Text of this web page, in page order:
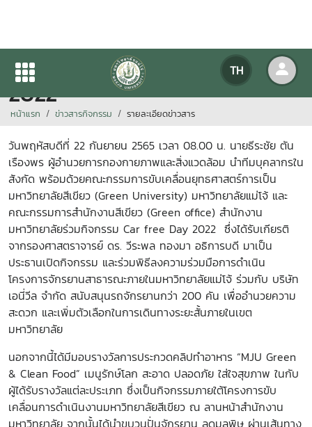
TH
Car Free Day ปั่นลดมลพิษ
2022
หน้าแรก ข่าวสารกิจกรรม รายละเอียดข่าวสาร
วันพฤหัสบดีที่ 22 กันยายน 2565 เวลา 08.00 น. นายธีระชัย ตัน
เรืองพร ผู้อำนวยการกองกายภาพและสิ่งแวดล้อม นำทีมบุคลากรใน
สังกัด พร้อมด้วยคณะกรรมการขับเคลื่อนยุทธศาสตร์การเป็น
มหาวิทยาลัยสีเขียว (Green University) มหาวิทยาลัยแม่โจ้ และ
คณะกรรมการสำนักงานสีเขียว (Green office) สำนักงาน
มหาวิทยาลัยร่วมกิจกรรม Car free Day 2022 ซึ่งได้รับเกียรติ
จากรองศาสตราจารย์ ดร. วีระพล ทองมา อธิการบดี มาเป็น
ประธานเปิดกิจกรรม และร่วมพิธีลงความร่วมมือการดำเนิน
โครงการจักรยานสาธารณะภายในมหาวิทยาลัยแม่โจ้ ร่วมกับ บริษัท
เอนี่วีล จำกัด สนับสนุนรถจักรยานกว่า 200 คัน เพื่ออำนวยความ
สะดวก และเพิ่มตัวเลือกในการเดินทางระยะสั้นภายในเขต
มหาวิทยาลัย
นอกจากนี้ได้มีมอบรางวัลการประกวดคลิปทำอาหาร “MJU Green
& Clean Food” เมนูรักษ์โลก สะอาด ปลอดภัย ใส่ใจสุขภาพ ในกับ
ผู้ได้รับรางวัลแต่ละประเภท ซึ่งเป็นกิจกรรมภายใต้โครงการขับ
เคลื่อนการดำเนินงานมหาวิทยาลัยสีเขียว ณ ลานหน้าสำนักงาน
มหาวิทยาลัย จากนั้นได้นำขบวนปั่นจักรยาน ลดมลพิษ ผ่านเส้นทาง